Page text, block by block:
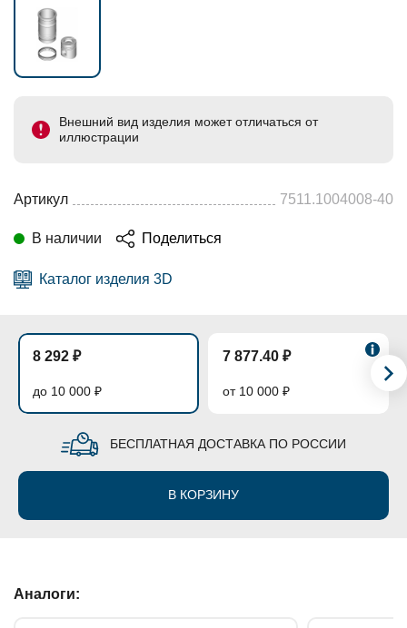
Внешний вид изделия может отличаться от
иллюстрации
Артикул 7511.1004008-40
В наличии Поделиться
Каталог изделия 3D
8 292 ₽
до 10 000 ₽
7 877.40 ₽
от 10 000 ₽
БЕСПЛАТНАЯ ДОСТАВКА ПО РОССИИ
В КОРЗИНУ
Аналоги: